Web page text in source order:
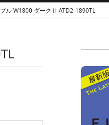
ル W1800 ダークⅡ ATD2-1890TL